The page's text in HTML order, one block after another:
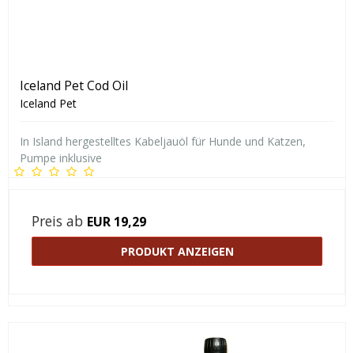
Iceland Pet Cod Oil
Iceland Pet
In Island hergestelltes Kabeljauöl für Hunde und Katzen,
Pumpe inklusive
Preis ab EUR 19,29
PRODUKT ANZEIGEN